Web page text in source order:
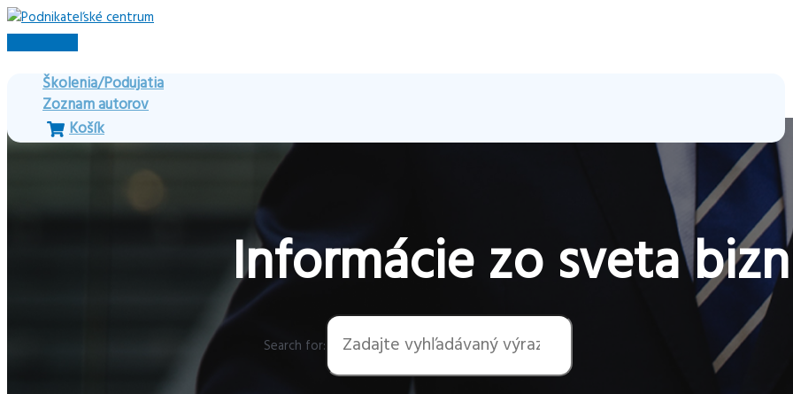
Preskočiť
na
Hlavné
Školenia/Podujatia
Zoznam autorov
Košík
Informácie zo sveta
Search for: